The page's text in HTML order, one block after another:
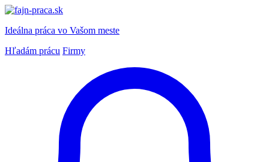
Ideálna práca vo Vašom meste
Hľadám prácu Firmy